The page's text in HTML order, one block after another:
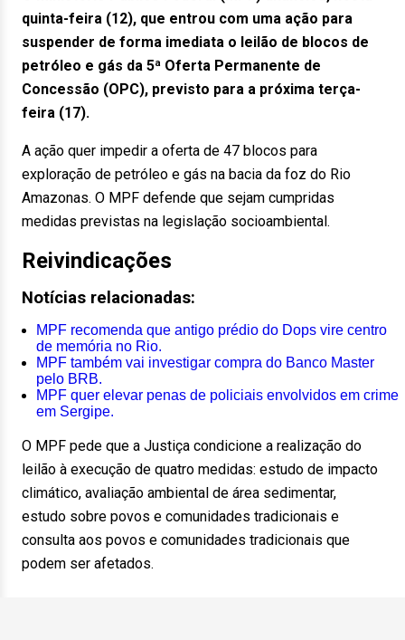
quinta-feira (12), que entrou com uma ação para
suspender de forma imediata o leilão de blocos de
petróleo e gás da 5ª Oferta Permanente de
Concessão (OPC), previsto para a próxima terça-
feira (17).
A ação quer impedir a oferta de 47 blocos para
exploração de petróleo e gás na bacia da foz do Rio
Amazonas. O MPF defende que sejam cumpridas
medidas previstas na legislação socioambiental.
Reivindicações
Notícias relacionadas:
MPF recomenda que antigo prédio do Dops vire centro
de memória no Rio.
MPF também vai investigar compra do Banco Master
pelo BRB.
MPF quer elevar penas de policiais envolvidos em crime
em Sergipe.
O MPF pede que a Justiça condicione a realização do
leilão à execução de quatro medidas: estudo de impacto
climático, avaliação ambiental de área sedimentar,
estudo sobre povos e comunidades tradicionais e
consulta aos povos e comunidades tradicionais que
podem ser afetados.